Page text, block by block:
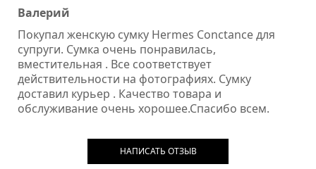
Валерий
Покупал женскую сумку Hermes Conctance для
супруги. Сумка очень понравилась,
вместительная . Все соответствует
действительности на фотографиях. Сумку
доставил курьер . Качество товара и
обслуживание очень хорошее.Спасибо всем.
НАПИСАТЬ ОТЗЫВ